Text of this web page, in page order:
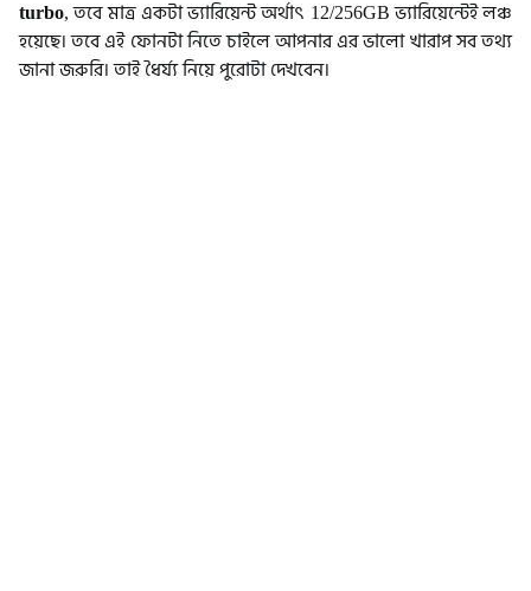
turbo, তবে মাত্র একটা ভ্যারিয়েন্ট অর্থাৎ 12/256GB ভ্যারিয়েন্টেই লঞ্চ
হয়েছে। তবে এই ফোনটা নিতে চাইলে আপনার এর ভালো খারাপ সব তথ্য
জানা জরুরি। তাই ধৈর্য্য নিয়ে পুরোটা দেখবেন।